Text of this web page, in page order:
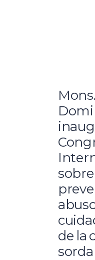
sobre
de la
sorda